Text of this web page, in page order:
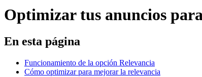
Optimizar tus anuncios
En esta página
Funcionamiento de la opción Relevancia
Cómo optimizar para mejorar la relevancia